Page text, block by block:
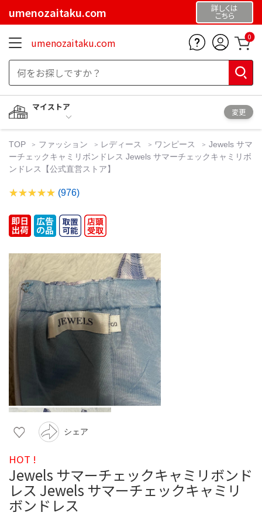
umenozaitaku.com 詳しくは
こちら
umenozaitaku.com 0
マイストア
変更
TOP ファッション レディース ワンピース
Jewels サマ
ーチェックキャミリボンドレス Jewels サマーチェックキャミリボ
ンドレス【公式直営ストア】
(976)
シェア
HOT !
Jewels サマーチェックキャミリボンド
レス Jewels サマーチェックキャミリ
ボンドレス